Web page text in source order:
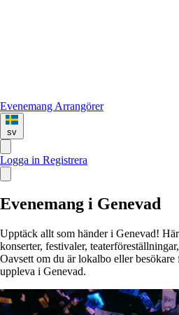
Evenemang Arrangörer
sv
Logga in Registrera
Evenemang i Genevad
Upptäck allt som händer i Genevad!
konserter, festivaler,
Oavsett om du är lokalbo eller
uppleva i Genevad.